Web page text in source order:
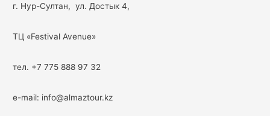
г. Нур-Султан, ул. Достык 4,
ТЦ «Festival Avenue»
тел. +7 775 888 97 32
e-mail: info@almaztour.kz